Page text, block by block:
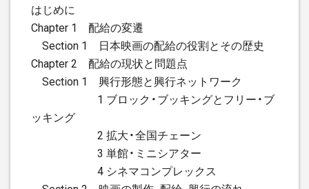
はじめに
Chapter 1 配給の変遷
Section 1 日本映画の配給の役割とその歴史
Chapter 2 配給の現状と問題点
Section 1 興行形態と興行ネットワーク
1 ブロック・ブッキングとフリー・ブ
ッキング
2 拡大・全国チェーン
3 単館・ミニシアター
4 シネマコンプレックス